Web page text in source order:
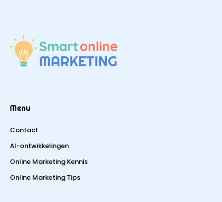
Menu
Contact
AI-ontwikkelingen
Online Marketing Kennis
Online Marketing Tips